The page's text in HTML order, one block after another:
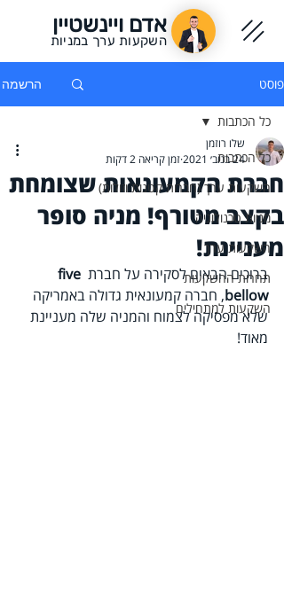
השקעות ערך במניות
אדם ויינשטיין
פוסט הרשמה
כל הכתבות
השקעות ערך (חברות קטנות וזולות)
מניות טכנולוגיה
השקעות ערך
תחרות ההשקעות
השקעות למתחילים
כל הכתבות
חברת הקמעונאות שצומחת
בקצב מטורף! מניה סופר
מעניינת!
שלו רוזמן
24 בנוב׳ 2021
זמן קריאה 2 דקות
ברוכים הבאים לסקירה על חברת five
bellow, חברה קמעונאית גדולה באמריקה
שלא מפסיקה לצמוח והמניה שלה מעניינת
מאוד!